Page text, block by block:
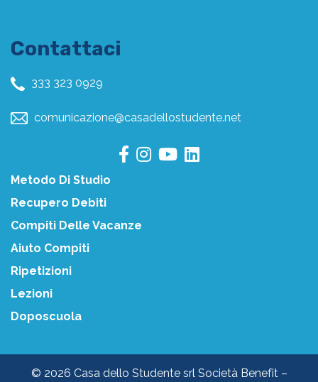
Contattaci
333 323 0929
comunicazione@casadellostudente.net
Metodo Di Studio
Recupero Debiti
Compiti Delle Vacanze
Aiuto Compiti
Ripetizioni
Lezioni
Doposcuola
© 2026 Casa dello Studente srl Società Benefit –